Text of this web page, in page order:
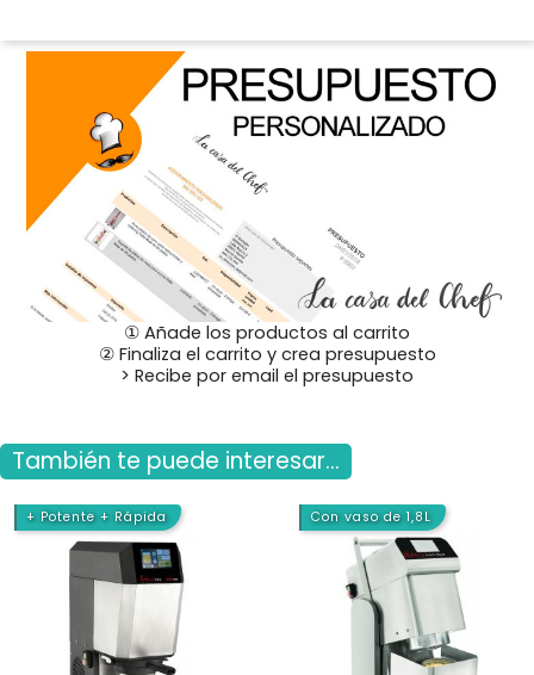
① Añade los productos al carrito
② Finaliza el carrito y crea presupuesto
> Recibe por email el presupuesto
También te puede interesar...
+ Potente + Rápida Con vaso de 1,8L